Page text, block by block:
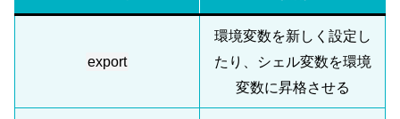
export
環境変数を新しく設定し
たり、シェル変数を環境
変数に昇格させる